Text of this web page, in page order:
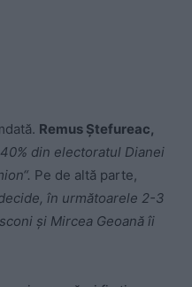
Remus Ștefureac,
din electoratul Dianei
Pe de altă parte,
în următoarele 2-3
și Mircea Geoană îi